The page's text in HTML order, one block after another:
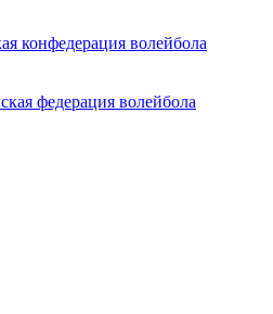
конфедерация волейбола
федерация волейбола